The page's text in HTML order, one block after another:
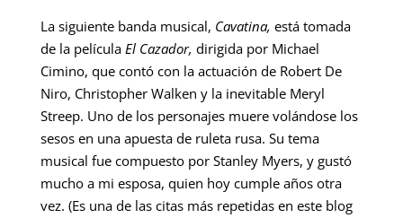
La siguiente banda musical, Cavatina, está tomada
de la película El Cazador, dirigida por Michael
Cimino, que contó con la actuación de Robert De
Niro, Christopher Walken y la inevitable Meryl
Streep. Uno de los personajes muere volándose los
sesos en una apuesta de ruleta rusa. Su tema
musical fue compuesto por Stanley Myers, y gustó
mucho a mi esposa, quien hoy cumple años otra
vez. (Es una de las citas más repetidas en este blog